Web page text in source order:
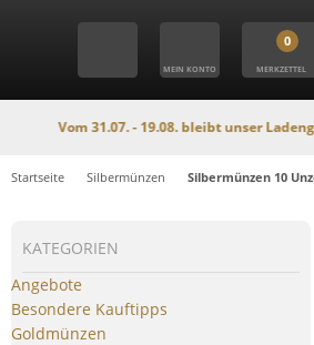
MEIN KONTO
0
MERKZETTEL
Vom 31.07. - 19.08. bleibt unser
Startseite Silbermünzen Silbermünzen 10
KATEGORIEN
Angebote
Besondere Kauftipps
Goldmünzen